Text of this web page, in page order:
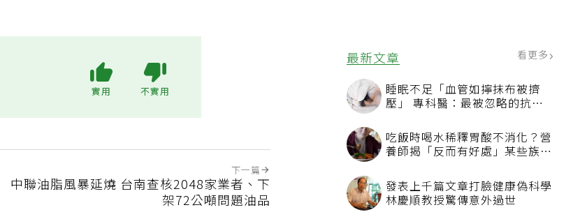
最新文章 看更多
睡眠不足「血管如擰抹布被擠
壓」 專科醫：最被忽略的抗老
吃飯時喝水稀釋胃酸不消化？營
養師揭「反而有好處」某些族群
發表上千篇文章打臉健康偽科學
林慶順教授驚傳意外過世
下一篇
中聯油脂風暴延燒 台南查核2048家業者、下
架72公噸問題油品